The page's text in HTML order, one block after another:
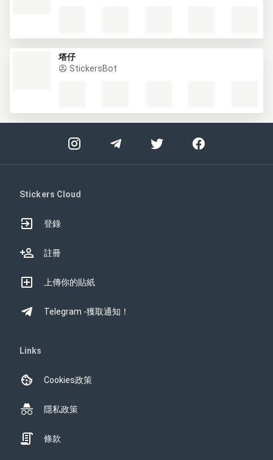
塔仔
StickersBot
Stickers Cloud
登錄
註冊
上傳你的貼紙
Telegram -獲取通知！
Links
Cookies政策
隱私政策
條款